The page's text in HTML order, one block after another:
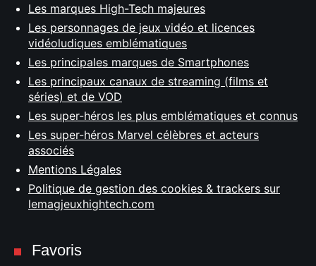
Les marques High-Tech majeures
Les personnages de jeux vidéo et licences
vidéoludiques emblématiques
Les principales marques de Smartphones
Les principaux canaux de streaming (films et
séries) et de VOD
Les super-héros les plus emblématiques et connus
Les super-héros Marvel célèbres et acteurs
associés
Mentions Légales
Politique de gestion des cookies & trackers sur
lemagjeuxhightech.com
Favoris